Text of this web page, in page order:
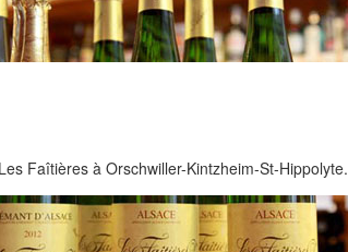
Faîtières à Orschwiller-Kintzheim-St-Hippolyte.